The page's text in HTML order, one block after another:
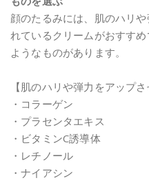
顔のたるみには、肌のハリ
れているクリームがおすす
ようなものがあります。
【肌のハリや弾力をアップさ
・コラーゲン
・プラセンタエキス
・ビタミンC誘導体
・レチノール
・ナイアシン